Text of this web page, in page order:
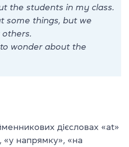
the students in my class.
some things, but we
wonder about the
дієсловах «at»
«у напрямку», «на